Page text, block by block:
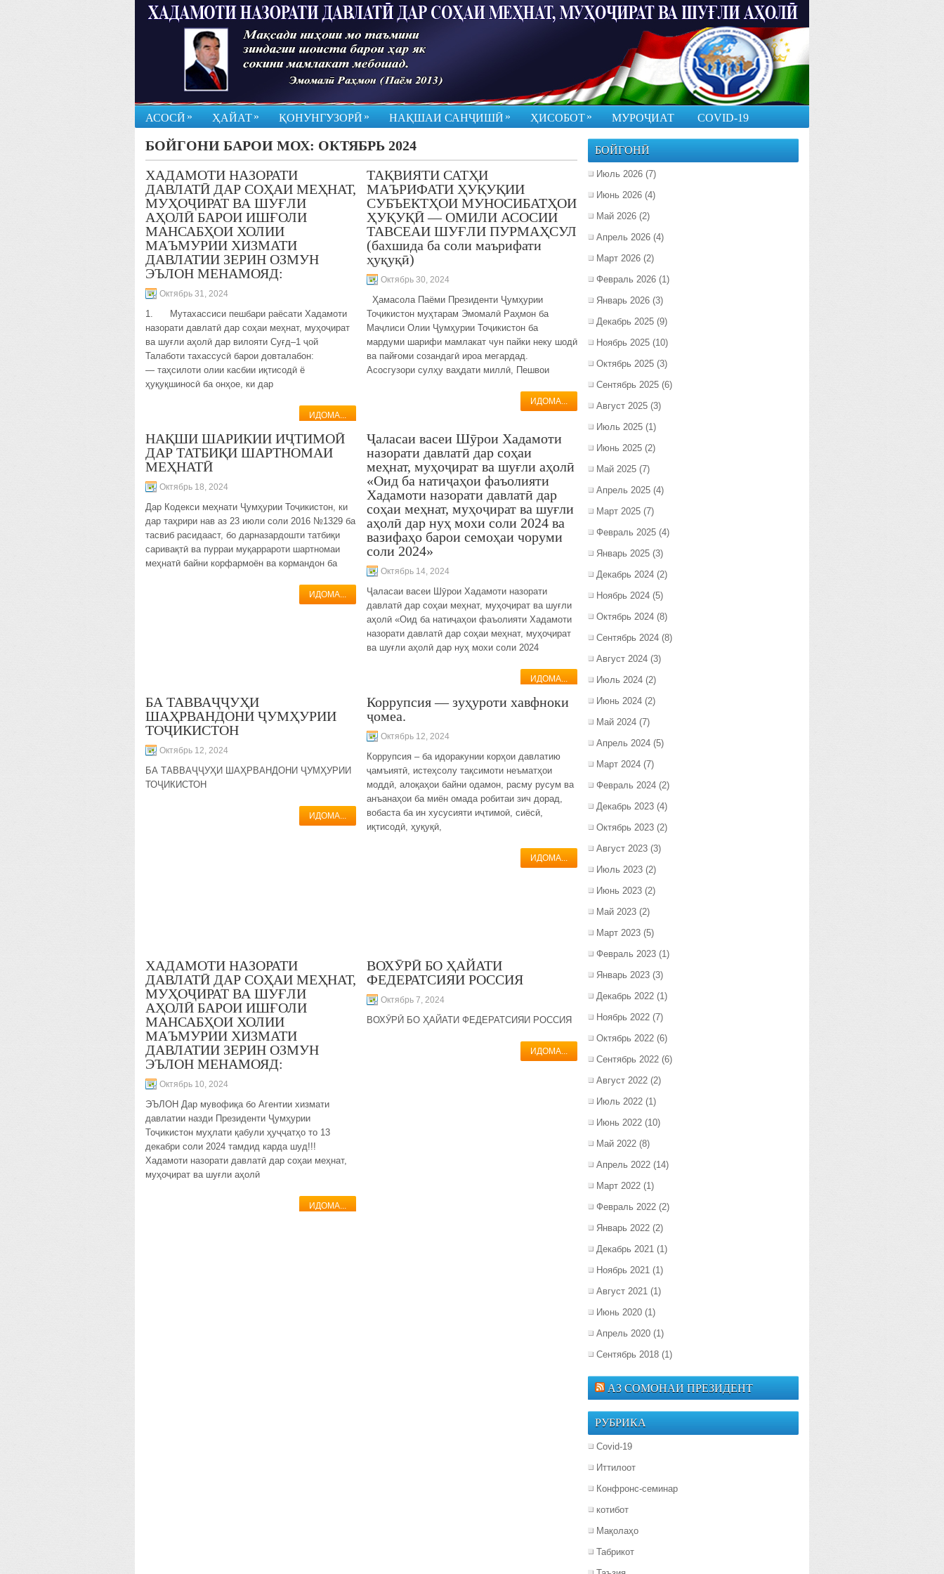
АСОСӢ » ҲАЙАТ» ҚОНУНГУЗОРӢ » НАҚШАИ САНҶИШӢ » ҲИСОБОТ» МУРОҶИАТ COVID-19
БОЙГОНИ БАРОИ МОХ: ОКТЯБРЬ 2024
ХАДАМОТИ НАЗОРАТИ
ДАВЛАТӢ ДАР СОҲАИ МЕҲНАТ,
МУҲОҶИРАТ ВА ШУҒЛИ
АҲОЛӢ БАРОИ ИШҒОЛИ
МАНСАБҲОИ ХОЛИИ
МАЪМУРИИ ХИЗМАТИ
ДАВЛАТИИ ЗЕРИН ОЗМУН
ЭЪЛОН МЕНАМОЯД:
Октябрь 31, 2024
1. Мутахассиси пешбари раёсати Хадамоти
назорати давлатӣ дар соҳаи меҳнат, муҳоҷират
ва шуғли аҳолӣ дар вилояти Суғд–1 ҷой
Талаботи тахассусӣ барои довталабон:
— таҳсилоти олии касбии иқтисодӣ ё
ҳуқуқшиносӣ ба онҳое, ки дар
ИДОМА...
ТАҚВИЯТИ САТҲИ
МАЪРИФАТИ ҲУҚУҚИИ
СУБЪЕКТҲОИ МУНОСИБАТҲОИ
ҲУҚУҚӢ — ОМИЛИ АСОСИИ
ТАВСЕАИ ШУҒЛИ ПУРМАҲСУЛ
(бахшида ба соли маърифати
ҳуқуқӣ)
Октябрь 30, 2024
Ҳамасола Паёми Президенти Ҷумҳурии
Тоҷикистон муҳтарам Эмомалӣ Раҳмон ба
Маҷлиси Олии Ҷумҳурии Тоҷикистон ба
мардуми шарифи мамлакат чун пайки неку шодӣ
ва пайғоми созандагӣ ироа мегардад.
Асосгузори сулҳу ваҳдати миллӣ, Пешвои
ИДОМА...
НАҚШИ ШАРИКИИ ИҶТИМОӢ
ДАР ТАТБИҚИ ШАРТНОМАИ
МЕҲНАТӢ
Октябрь 18, 2024
Дар Кодекси меҳнати Ҷумҳурии Тоҷикистон, ки
дар таҳрири нав аз 23 июли соли 2016 №1329 ба
тасвиб расидааст, бо дарназардошти татбиқи
саривақтӣ ва пурраи муқаррароти шартномаи
меҳнатӣ байни корфармоён ва кормандон ба
ИДОМА...
Ҷаласаи васеи Шӯрои Хадамоти
назорати давлатӣ дар соҳаи
меҳнат, муҳоҷират ва шуғли аҳолӣ
«Оид ба натиҷаҳои фаъолияти
Хадамоти назорати давлатӣ дар
соҳаи меҳнат, муҳоҷират ва шуғли
аҳолӣ дар нуҳ мохи соли 2024 ва
вазифаҳо барои семоҳаи чоруми
соли 2024»
Октябрь 14, 2024
Ҷаласаи васеи Шӯрои Хадамоти назорати
давлатӣ дар соҳаи меҳнат, муҳоҷират ва шуғли
аҳолӣ «Оид ба натиҷаҳои фаъолияти Хадамоти
назорати давлатӣ дар соҳаи меҳнат, муҳоҷират
ва шуғли аҳолӣ дар нуҳ мохи соли 2024
ИДОМА...
БА ТАВВАҶҶУҲИ
ШАҲРВАНДОНИ ҶУМҲУРИИ
ТОҶИКИСТОН
Октябрь 12, 2024
БА ТАВВАҶҶУҲИ ШАҲРВАНДОНИ ҶУМҲУРИИ
ТОҶИКИСТОН
ИДОМА...
Коррупсия — зуҳуроти хавфноки
ҷомеа.
Октябрь 12, 2024
Коррупсия – ба идоракунии корҳои давлатию
ҷамъиятӣ, истеҳсолу тақсимоти неъматҳои
моддӣ, алоқаҳои байни одамон, расму русум ва
анъанаҳои ба миён омада робитаи зич дорад,
вобаста ба ин хусусияти иҷтимоӣ, сиёсӣ,
иқтисодӣ, ҳуқуқӣ,
ИДОМА...
ХАДАМОТИ НАЗОРАТИ
ДАВЛАТӢ ДАР СОҲАИ МЕҲНАТ,
МУҲОҶИРАТ ВА ШУҒЛИ
АҲОЛӢ БАРОИ ИШҒОЛИ
МАНСАБҲОИ ХОЛИИ
МАЪМУРИИ ХИЗМАТИ
ДАВЛАТИИ ЗЕРИН ОЗМУН
ЭЪЛОН МЕНАМОЯД:
Октябрь 10, 2024
ЭЪЛОН Дар мувофиқа бо Агентии хизмати
давлатии назди Президенти Ҷумҳурии
Тоҷикистон муҳлати қабули ҳуҷҷатҳо то 13
декабри соли 2024 тамдид карда шуд!!!
Хадамоти назорати давлатӣ дар соҳаи меҳнат,
муҳоҷират ва шуғли аҳолӣ
ИДОМА...
ВОХӮРӢ БО ҲАЙАТИ
ФЕДЕРАТСИЯИ РОССИЯ
Октябрь 7, 2024
ВОХӮРӢ БО ҲАЙАТИ ФЕДЕРАТСИЯИ РОССИЯ
ИДОМА...
БОЙГОНӢ
Июль 2026 (7)
Июнь 2026 (4)
Май 2026 (2)
Апрель 2026 (4)
Март 2026 (2)
Февраль 2026 (1)
Январь 2026 (3)
Декабрь 2025 (9)
Ноябрь 2025 (10)
Октябрь 2025 (3)
Сентябрь 2025 (6)
Август 2025 (3)
Июль 2025 (1)
Июнь 2025 (2)
Май 2025 (7)
Апрель 2025 (4)
Март 2025 (7)
Февраль 2025 (4)
Январь 2025 (3)
Декабрь 2024 (2)
Ноябрь 2024 (5)
Октябрь 2024 (8)
Сентябрь 2024 (8)
Август 2024 (3)
Июль 2024 (2)
Июнь 2024 (2)
Май 2024 (7)
Апрель 2024 (5)
Март 2024 (7)
Февраль 2024 (2)
Декабрь 2023 (4)
Октябрь 2023 (2)
Август 2023 (3)
Июль 2023 (2)
Июнь 2023 (2)
Май 2023 (2)
Март 2023 (5)
Февраль 2023 (1)
Январь 2023 (3)
Декабрь 2022 (1)
Ноябрь 2022 (7)
Октябрь 2022 (6)
Сентябрь 2022 (6)
Август 2022 (2)
Июль 2022 (1)
Июнь 2022 (10)
Май 2022 (8)
Апрель 2022 (14)
Март 2022 (1)
Февраль 2022 (2)
Январь 2022 (2)
Декабрь 2021 (1)
Ноябрь 2021 (1)
Август 2021 (1)
Июнь 2020 (1)
Апрель 2020 (1)
Сентябрь 2018 (1)
АЗ СОМОНАИ ПРЕЗИДЕНТ
РУБРИКА
Covid-19
Иттилоот
Конфронс-семинар
котибот
Мақолаҳо
Табрикот